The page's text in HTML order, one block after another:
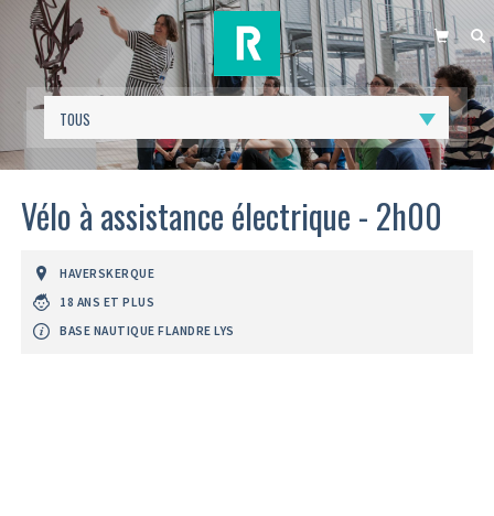
PANIER
Vélo à assistance électrique - 2h00
HAVERSKERQUE
18 ANS ET PLUS
BASE NAUTIQUE FLANDRE LYS